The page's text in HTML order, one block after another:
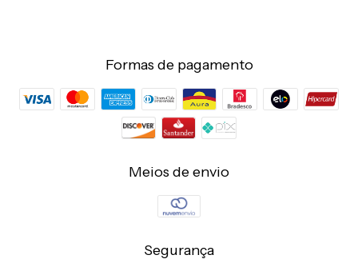
Formas de pagamento
Meios de envio
Segurança